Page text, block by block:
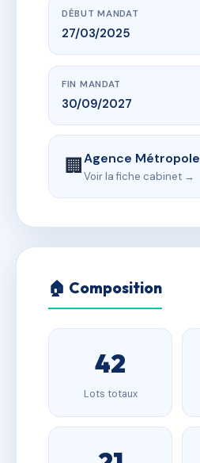
DÉBUT MANDAT
27/03/2025
FIN MANDAT
30/09/2027
🏢Agence Métropole
Voir la fiche cabinet →
🏠 Composition
42
Lots totaux